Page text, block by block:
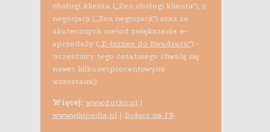
obsługi klienta („Zen obsługi klienta”), z
negocjacji („Zen negocjacji”) oraz ze
skutecznych metod zwiększania e-
sprzedaży („E-biznes do Kwadratu”) -
uczestnicy tego ostatniego chwalą się
nawet kilkusetprocentowymi
wzrostami;).
Więcej: www.dutko.pl|
www.wikipedia.pl| Dołącz na FB